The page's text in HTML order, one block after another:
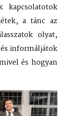
kapcsolatotok
a tánc az
olyat,
informáljátok
és hogyan